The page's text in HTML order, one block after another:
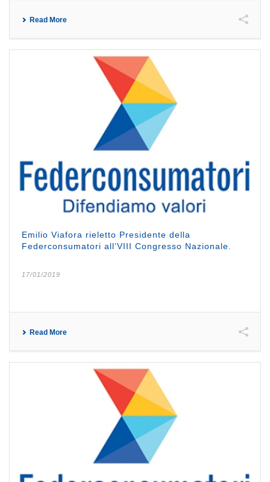
Read More
Emilio Viafora rieletto Presidente della
Federconsumatori all’VIII Congresso Nazionale.
17/01/2019
Read More